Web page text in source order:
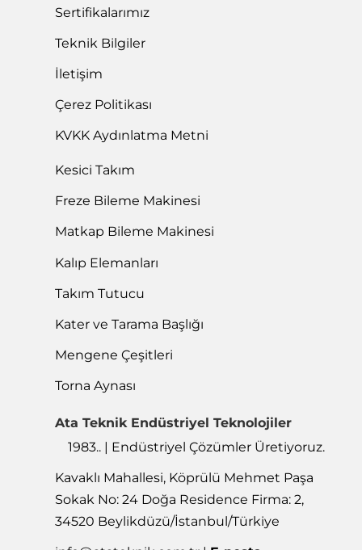
Sertifikalarımız
Teknik Bilgiler
İletişim
Çerez Politikası
KVKK Aydınlatma Metni
Kesici Takım
Freze Bileme Makinesi
Matkap Bileme Makinesi
Kalıp Elemanları
Takım Tutucu
Kater ve Tarama Başlığı
Mengene Çeşitleri
Torna Aynası
Ata Teknik Endüstriyel Teknolojiler
1983.. | Endüstriyel Çözümler Üretiyoruz.
Kavaklı Mahallesi, Köprülü Mehmet Paşa
Sokak No: 24 Doğa Residence Firma: 2,
34520 Beylikdüzü/İstanbul/Türkiye